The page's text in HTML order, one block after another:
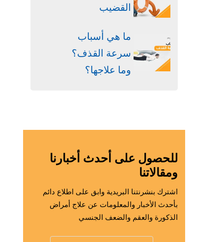
القضيب
ما هي أسباب
سرعة القذف؟
وما علاجها؟
للحصول على أحدث أخبارنا
ومقالاتنا
اشترك بنشرنتنا البريدية وابق على اطلاع دائم
بأحدث الأخبار والمعلومات عن علاج أمراض
الذكورة والعقم والضعف الجنسي